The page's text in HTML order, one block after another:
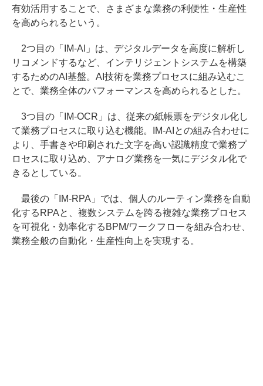
有効活用することで、さまざまな業務の利便性・生産性
を高められるという。
2つ目の「IM-AI」は、デジタルデータを高度に解析し
リコメンドするなど、インテリジェントシステムを構築
するためのAI基盤。AI技術を業務プロセスに組み込むこ
とで、業務全体のパフォーマンスを高められるとした。
3つ目の「IM-OCR」は、従来の紙帳票をデジタル化し
て業務プロセスに取り込む機能。IM-AIとの組み合わせに
より、手書きや印刷された文字を高い認識精度で業務プ
ロセスに取り込め、アナログ業務を一気にデジタル化で
きるとしている。
最後の「IM-RPA」では、個人のルーティン業務を自動
化するRPAと、複数システムを跨る複雑な業務プロセス
を可視化・効率化するBPM/ワークフローを組み合わせ、
業務全般の自動化・生産性向上を実現する。